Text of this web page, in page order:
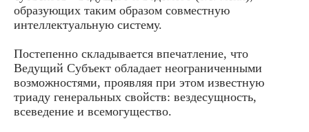
образующих таким образом совместную
интеллектуальную систему.
Постепенно складывается впечатление, что
Ведущий Субъект обладает неограниченными
возможностями, проявляя при этом известную
триаду генеральных свойств: вездесущность,
всеведение и всемогущество.